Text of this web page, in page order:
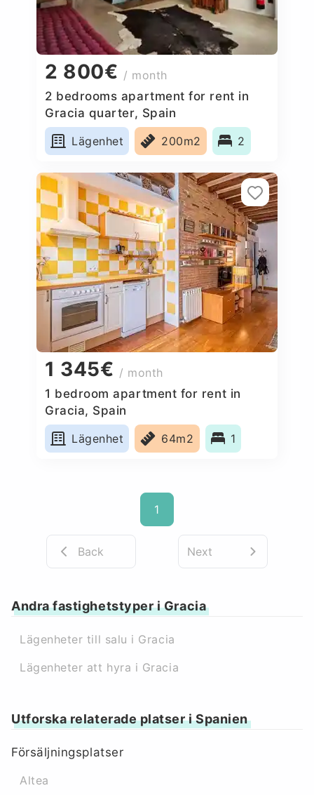
2 800€ / month
2 bedrooms apartment for rent in
Gracia quarter, Spain
Lägenhet
200m2 2
1 345€ / month
1 bedroom apartment for rent in
Gracia, Spain
Lägenhet
64m2 1
1
Back Next
Andra fastighetstyper i Gracia
Lägenheter till salu i Gracia
Lägenheter att hyra i Gracia
Utforska relaterade platser i Spanien
Försäljningsplatser
Altea